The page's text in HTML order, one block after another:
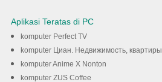
Aplikasi Teratas di PC
komputer Perfect TV
komputer Циан. Недвижимость, квартиры
komputer Anime X Nonton
komputer ZUS Coffee